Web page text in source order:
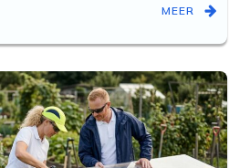
MEER